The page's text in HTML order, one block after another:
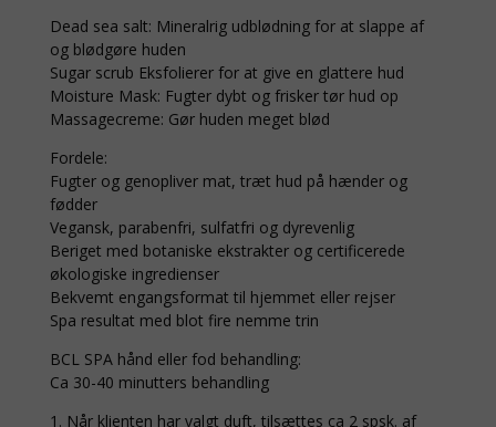
Dead sea salt: Mineralrig udblødning for at slappe af
og blødgøre huden
Sugar scrub Eksfolierer for at give en glattere hud
Moisture Mask: Fugter dybt og frisker tør hud op
Massagecreme: Gør huden meget blød
Fordele:
Fugter og genopliver mat, træt hud på hænder og
fødder
Vegansk, parabenfri, sulfatfri og dyrevenlig
Beriget med botaniske ekstrakter og certificerede
økologiske ingredienser
Bekvemt engangsformat til hjemmet eller rejser
Spa resultat med blot fire nemme trin
BCL SPA hånd eller fod behandling:
Ca 30-40 minutters behandling
1. Når klienten har valgt duft, tilsættes ca 2 spsk. af